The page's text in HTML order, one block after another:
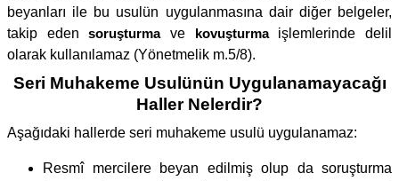
beyanları ile bu usulün uygulanmasına dair diğer belgeler,
takip edensoruşturmave kovuşturmaişlemlerinde delil
olarak kullanılamaz (Yönetmelik m.5/8).
Seri Muhakeme Usulünün Uygulanamayacağı
Haller Nelerdir?
Aşağıdaki hallerde seri muhakeme usulü uygulanamaz:
Resmî mercilere beyan edilmiş olup da soruşturma